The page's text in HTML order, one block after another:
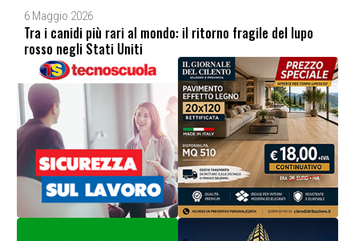
6 Maggio 2026
Tra i canidi più rari al mondo: il ritorno fragile del lupo
rosso negli Stati Uniti